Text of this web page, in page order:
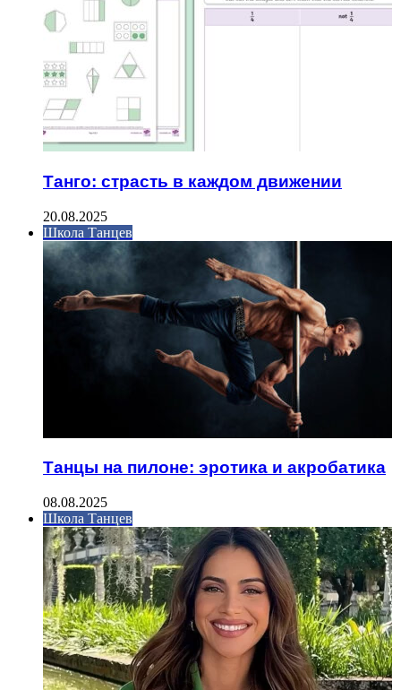
Танго: страсть в каждом движении
20.08.2025
Школа Танцев
Танцы на пилоне: эротика и акробатика
08.08.2025
Школа Танцев